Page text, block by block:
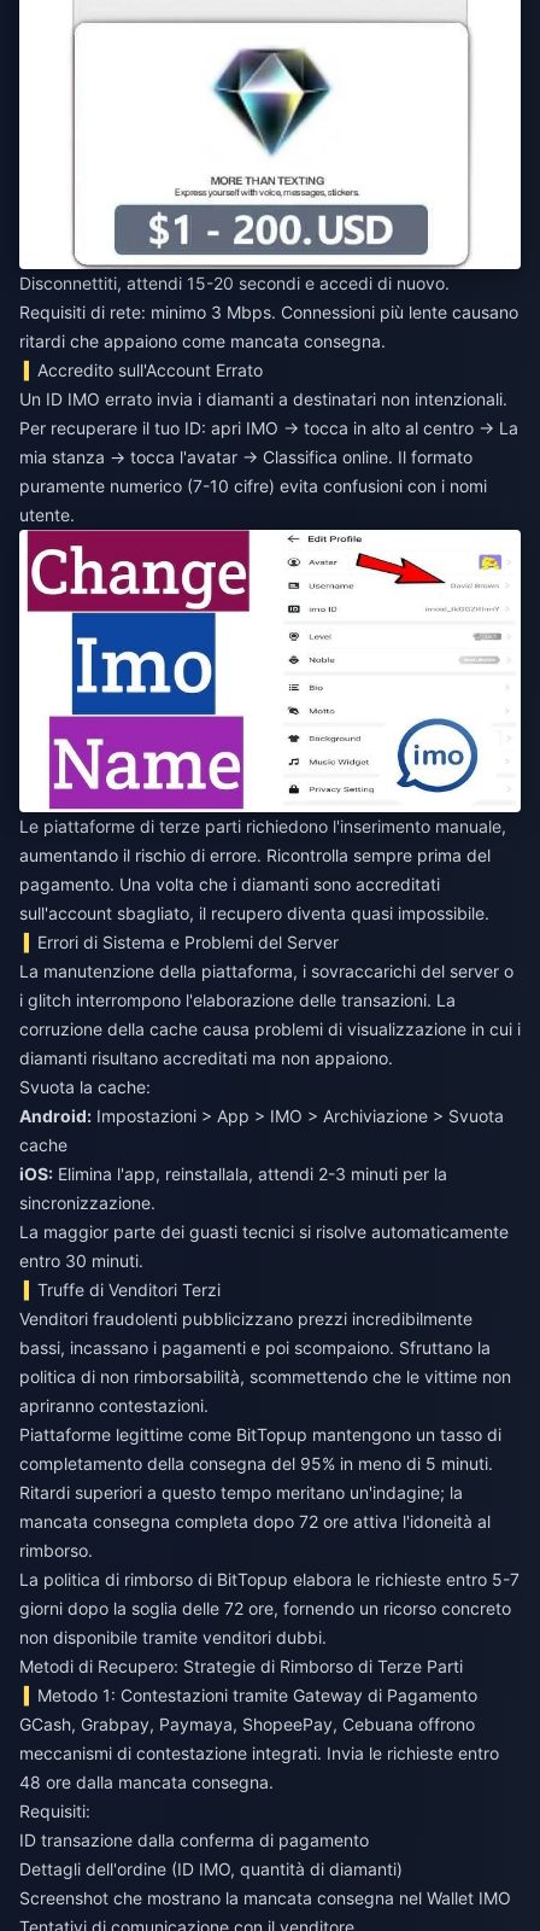
Disconnettiti, attendi 15-20 secondi e accedi di nuovo.
Requisiti di rete: minimo 3 Mbps. Connessioni più lente causano
ritardi che appaiono come mancata consegna.
Accredito sull'Account Errato
Un ID IMO errato invia i diamanti a destinatari non intenzionali.
Per recuperare il tuo ID: apri IMO → tocca in alto al centro → La
mia stanza → tocca l'avatar → Classifica online. Il formato
puramente numerico (7-10 cifre) evita confusioni con i nomi
utente.
Le piattaforme di terze parti richiedono l'inserimento manuale,
aumentando il rischio di errore. Ricontrolla sempre prima del
pagamento. Una volta che i diamanti sono accreditati
sull'account sbagliato, il recupero diventa quasi impossibile.
Errori di Sistema e Problemi del Server
La manutenzione della piattaforma, i sovraccarichi del server o
i glitch interrompono l'elaborazione delle transazioni. La
corruzione della cache causa problemi di visualizzazione in cui i
diamanti risultano accreditati ma non appaiono.
Svuota la cache:
Android: Impostazioni > App > IMO > Archiviazione > Svuota
cache
iOS: Elimina l'app, reinstallala, attendi 2-3 minuti per la
sincronizzazione.
La maggior parte dei guasti tecnici si risolve automaticamente
entro 30 minuti.
Truffe di Venditori Terzi
Venditori fraudolenti pubblicizzano prezzi incredibilmente
bassi, incassano i pagamenti e poi scompaiono. Sfruttano la
politica di non rimborsabilità, scommettendo che le vittime non
apriranno contestazioni.
Piattaforme legittime come BitTopup mantengono un tasso di
completamento della consegna del 95% in meno di 5 minuti.
Ritardi superiori a questo tempo meritano un'indagine; la
mancata consegna completa dopo 72 ore attiva l'idoneità al
rimborso.
La politica di rimborso di BitTopup elabora le richieste entro 5-7
giorni dopo la soglia delle 72 ore, fornendo un ricorso concreto
non disponibile tramite venditori dubbi.
Metodi di Recupero: Strategie di Rimborso di Terze Parti
Metodo 1: Contestazioni tramite Gateway di Pagamento
GCash, Grabpay, Paymaya, ShopeePay, Cebuana offrono
meccanismi di contestazione integrati. Invia le richieste entro
48 ore dalla mancata consegna.
Requisiti:
ID transazione dalla conferma di pagamento
Dettagli dell'ordine (ID IMO, quantità di diamanti)
Screenshot che mostrano la mancata consegna nel Wallet IMO
Tentativi di comunicazione con il venditore